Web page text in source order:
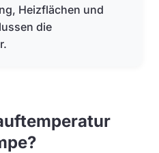
Heizflächen und
die